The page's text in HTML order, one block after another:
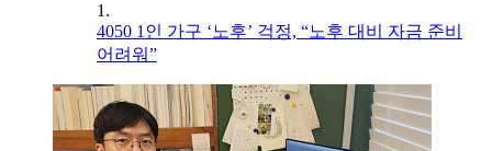
1.
4050 1인 가구 ‘노후’ 걱정, “노후 대비 자금 준비
어려워”